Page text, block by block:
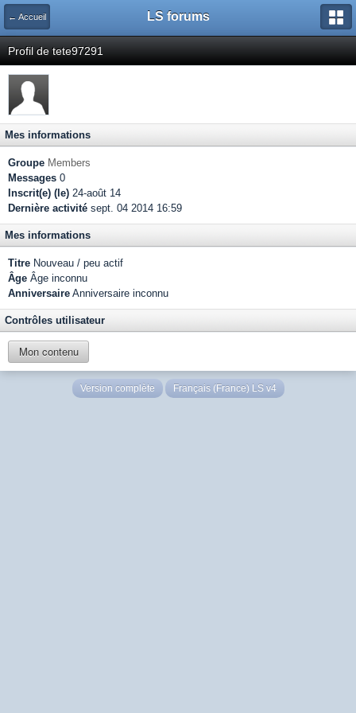
← Accueil LS forums
Profil de tete97291
Mes informations
Groupe Members
Messages 0
Inscrit(e) (le) 24-août 14
Dernière activité sept. 04 2014 16:59
Mes informations
Titre Nouveau / peu actif
Âge Âge inconnu
Anniversaire Anniversaire inconnu
Contrôles utilisateur
Mon contenu
Version complète Français (France) LS v4